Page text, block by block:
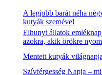
A legjobb barát néha
kutyák szemével
Elhunyt állatok
azokra, akik örökre
Mentett kutyák
Szívférgesség Napja –